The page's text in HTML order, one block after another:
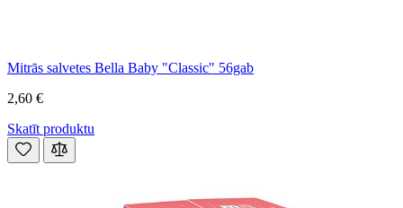
Mitrās salvetes Bella Baby "Classic" 56gab
2,60 €
Skatīt produktu